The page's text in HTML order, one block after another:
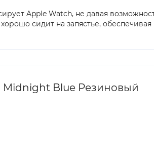
Apple Watch, не давая
сидит на запястье,
Blue Резиновый